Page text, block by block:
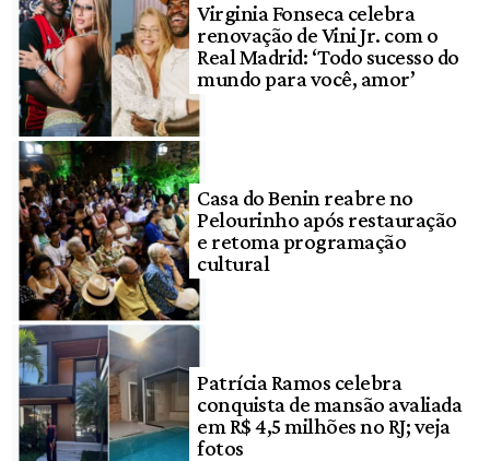
Virginia Fonseca celebra
renovação de Vini Jr. com o
Real Madrid: ‘Todo sucesso do
mundo para você, amor’
Casa do Benin reabre no
Pelourinho após restauração
e retoma programação
cultural
Patrícia Ramos celebra
conquista de mansão avaliada
em R$ 4,5 milhões no RJ; veja
fotos